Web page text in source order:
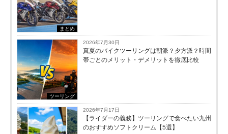
まとめ
ツーリング
2026年7月30日
真夏のバイクツーリングは朝派？夕方派？時間
帯ごとのメリット・デメリットを徹底比較
2026年7月17日
【ライダーの義務】ツーリングで食べたい九州
のおすすめソフトクリーム【5選】